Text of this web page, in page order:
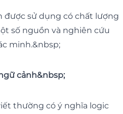
được sử dụng có chất lượng
số nguồn và nghiên cứu
minh.&nbsp;
cảnh&nbsp;
thường có ý nghĩa logic